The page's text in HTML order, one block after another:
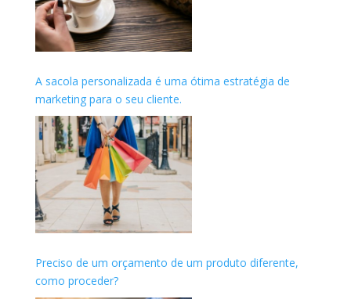
A sacola personalizada é uma ótima estratégia de
marketing para o seu cliente.
Preciso de um orçamento de um produto diferente,
como proceder?